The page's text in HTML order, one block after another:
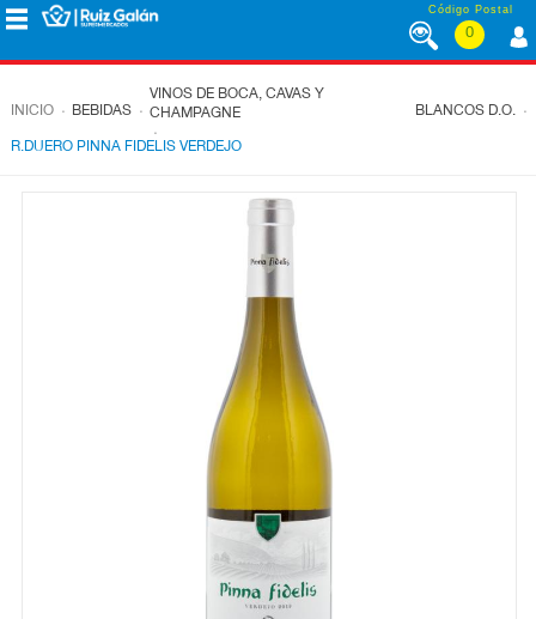
Saltar al contenido Código Postal
0
INICIO . BEBIDAS .
VINOS DE BOCA, CAVAS Y
CHAMPAGNE
.
BLANCOS D.O. .
R.DUERO PINNA FIDELIS VERDEJO